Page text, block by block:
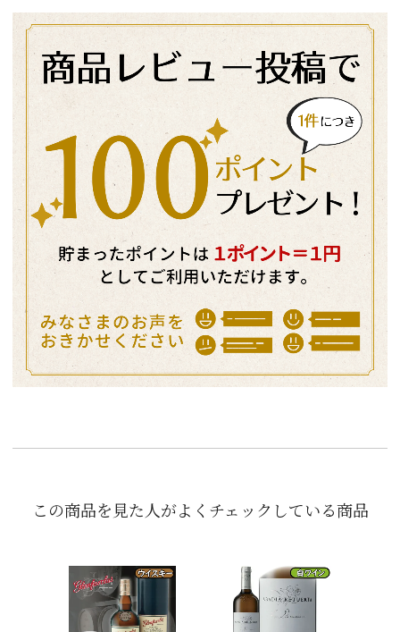
この商品を見た人がよくチェックしている商品